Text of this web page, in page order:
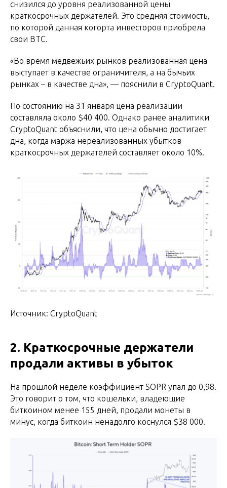
снизился до уровня реализованной цены
краткосрочных держателей. Это средняя стоимость,
по которой данная когорта инвесторов приобрела
свои BTC.
«Во время медвежьих рынков реализованная цена
выступает в качестве ограничителя, а на бычьих
рынках – в качестве дна», — пояснили в CryptoQuant.
По состоянию на 31 января цена реализации
составляла около $40 400. Однако ранее аналитики
CryptoQuant объяснили, что цена обычно достигает
дна, когда маржа нереализованных убытков
краткосрочных держателей составляет около 10%.
Источник: CryptoQuant
2. Краткосрочные держатели
продали активы в убыток
На прошлой неделе коэффициент SOPR упал до 0,98.
Это говорит о том, что кошельки, владеющие
биткоином менее 155 дней, продали монеты в
минус, когда биткоин ненадолго коснулся $38 000.